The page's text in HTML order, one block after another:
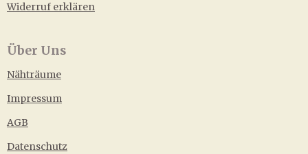
Widerruf erklären
Über Uns
Nähträume
Impressum
AGB
Datenschutz